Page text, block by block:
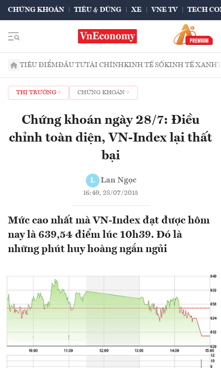
CHỨNG KHOÁN TIÊU & DÙNG XE VNE TV TECH
TIÊU ĐIỂMĐẦU TƯTÀI CHÍNHKINH TẾ SỐKINH TẾ XANH
THỊ TRƯỜNG CHỨNG KHOÁN
Chứng khoán ngày 28/7: Điều
chỉnh toàn diện, VN-Index lại thất
bại
L Lan Ngọc
16:49, 28/07/2015
Mức cao nhất mà VN-Index đạt được hôm
nay là 639,54 điểm lúc 10h39. Đó là
những phút huy hoàng ngắn ngủi